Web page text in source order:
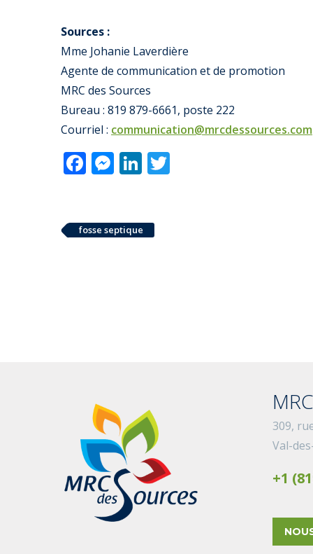
Sources :
Mme Johanie Laverdière
Agente de communication et de promotion
MRC des Sources
Bureau : 819 879-6661, poste 222
Courriel : communication@mrcdessources.com
Facebook
Messenger
LinkedIn
fosse septique
309,
Val-
+1